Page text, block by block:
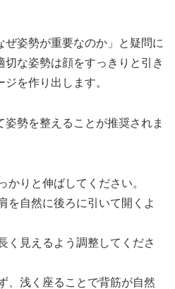
姿勢が重要なのか」と疑問に
切な姿勢は顔をすっきりと引き
を作り出します。
姿勢を整えることが推奨されま
かりと伸ばしてください。
を自然に後ろに引いて開くよ
く見えるよう調整してくださ
、浅く座ることで背筋が自然